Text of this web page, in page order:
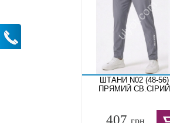
ШТАНИ N02 (48-56)
ПРЯМИЙ СВ.СІРИЙ
407